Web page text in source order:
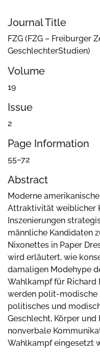
Journal Title
FZG (FZG – Freiburger
GeschlechterStudien)
Volume
19
Issue
2
Page Information
55–72
Abstract
Moderne
Attraktivität weiblicher
Inszenierungen
männliche Kandidaten
Nixonettes in Paper
wird erläutert, wie
damaligen Modehype
Wahlkampf für Richard
werden polit-modische
politisches und
Geschlecht, Körper
nonverbale
Wahlkampf eingesetzt